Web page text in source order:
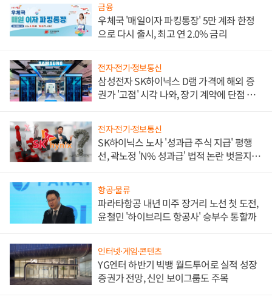
금융
우체국 '매일이자 파킹통장' 5만 계좌 한정
으로 다시 출시, 최고 연 2.0% 금리
전자·전기·정보통신
삼성전자 SK하이닉스 D램 가격에 해외 증
권가 '고점' 시각 나와, 장기 계약에 단점 부
전자·전기·정보통신
SK하이닉스 노사 '성과급 주식 지급' 평행
선, 곽노정 'N% 성과급' 법적 논란 벗을지 주
항공·물류
파라타항공 내년 미주 장거리 노선 첫 도전,
윤철민 '하이브리드 항공사' 승부수 통할까
인터넷·게임·콘텐츠
YG엔터 하반기 빅뱅 월드투어로 실적 성장
증권가 전망, 신인 보이그룹도 주목